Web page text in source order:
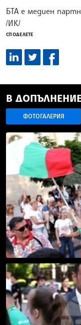
БТА е медиен
/ИК/
СПОДЕЛЕТЕ
В
ФОТОГАЛЕРИЯ